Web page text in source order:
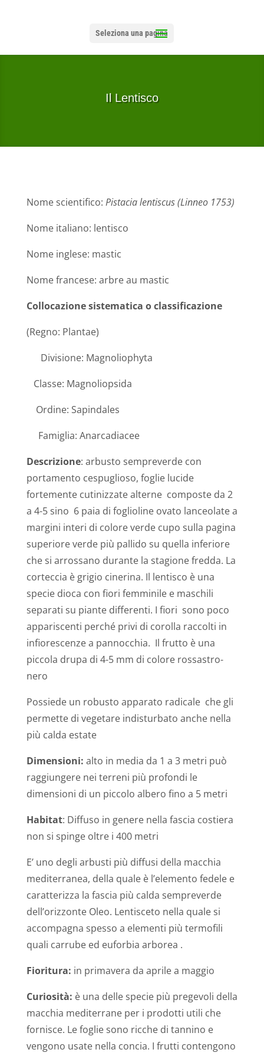
Seleziona una pagina
Il Lentisco
Nome scientifico: Pistacia lentiscus (Linneo 1753)
Nome italiano: lentisco
Nome inglese: mastic
Nome francese: arbre au mastic
Collocazione sistematica o classificazione
(Regno: Plantae)
Divisione: Magnoliophyta
Classe: Magnoliopsida
Ordine: Sapindales
Famiglia: Anarcadiacee
Descrizione: arbusto sempreverde con
portamento cespuglioso, foglie lucide
fortemente cutinizzate alterne composte da 2
a 4-5 sino 6 paia di foglioline ovato lanceolate a
margini interi di colore verde cupo sulla pagina
superiore verde più pallido su quella inferiore
che si arrossano durante la stagione fredda. La
corteccia è grigio cinerina. Il lentisco è una
specie dioca con fiori femminile e maschili
separati su piante differenti. I fiori sono poco
appariscenti perché privi di corolla raccolti in
infiorescenze a pannocchia. Il frutto è una
piccola drupa di 4-5 mm di colore rossastro-
nero
Possiede un robusto apparato radicale che gli
permette di vegetare indisturbato anche nella
più calda estate
Dimensioni: alto in media da 1 a 3 metri può
raggiungere nei terreni più profondi le
dimensioni di un piccolo albero fino a 5 metri
Habitat: Diffuso in genere nella fascia costiera
non si spinge oltre i 400 metri
E’ uno degli arbusti più diffusi della macchia
mediterranea, della quale è l’elemento fedele e
caratterizza la fascia più calda sempreverde
dell’orizzonte Oleo. Lentisceto nella quale si
accompagna spesso a elementi più termofili
quali carrube ed euforbia arborea .
Fioritura: in primavera da aprile a maggio
Curiosità: è una delle specie più pregevoli della
macchia mediterrane per i prodotti utili che
fornisce. Le foglie sono ricche di tannino e
vengono usate nella concia. I frutti contengono